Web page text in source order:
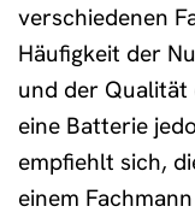
verschiedenen
Häufigkeit der
und der Qualität
eine Batterie
empfiehlt sich,
einem